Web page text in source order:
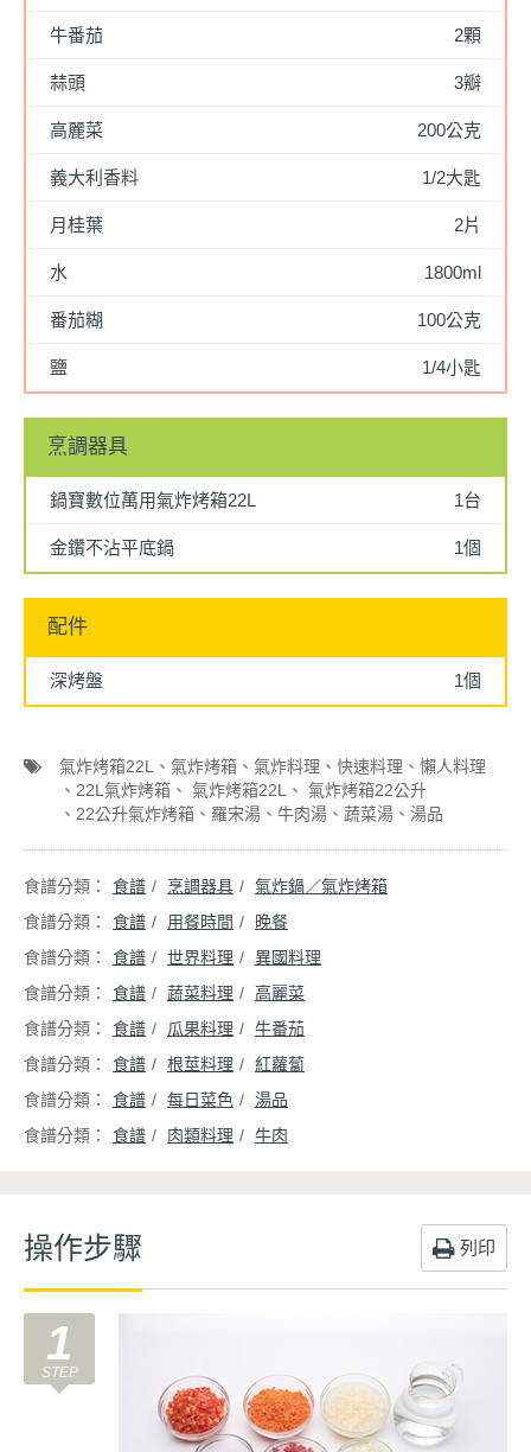
牛番茄 2顆
蒜頭 3瓣
高麗菜 200公克
義大利香料 1/2大匙
月桂葉 2片
水 1800ml
番茄糊 100公克
鹽 1/4小匙
烹調器具
鍋寶數位萬用氣炸烤箱22L 1台
金鑽不沾平底鍋 1個
配件
深烤盤 1個
氣炸烤箱22L 氣炸烤箱 氣炸料理 快速料理
懶人料理
22L氣炸烤箱
氣炸烤箱22L
氣炸烤箱22公升
22公升氣炸烤箱
羅宋湯 牛肉湯 蔬菜湯 湯品
食譜 烹調器具
氣炸鍋／氣炸烤箱
食譜
用餐時間
晚餐
食譜
世界料理
異國料理
食譜
蔬菜料理
高麗菜
食譜
瓜果料理
牛番茄
食譜
根莖料理
紅蘿蔔
食譜
每日菜色
湯品
食譜
肉類料理 牛肉
操作步驟 列印
1